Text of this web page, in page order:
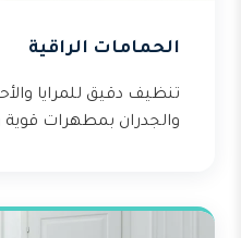
الحمامات الراقية
تنظيف دقيق للمرايا
والجدران بمطهرات قوية